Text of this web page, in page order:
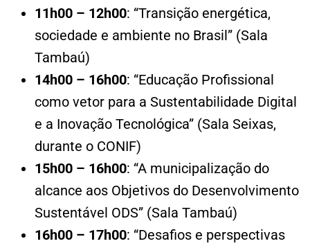
11h00 – 12h00: “Transição energética,
sociedade e ambiente no Brasil” (Sala
Tambaú)
14h00 – 16h00: “Educação Profissional
como vetor para a Sustentabilidade Digital
e a Inovação Tecnológica” (Sala Seixas,
durante o CONIF)
15h00 – 16h00: “A municipalização do
alcance aos Objetivos do Desenvolvimento
Sustentável ODS” (Sala Tambaú)
16h00 – 17h00: “Desafios e perspectivas